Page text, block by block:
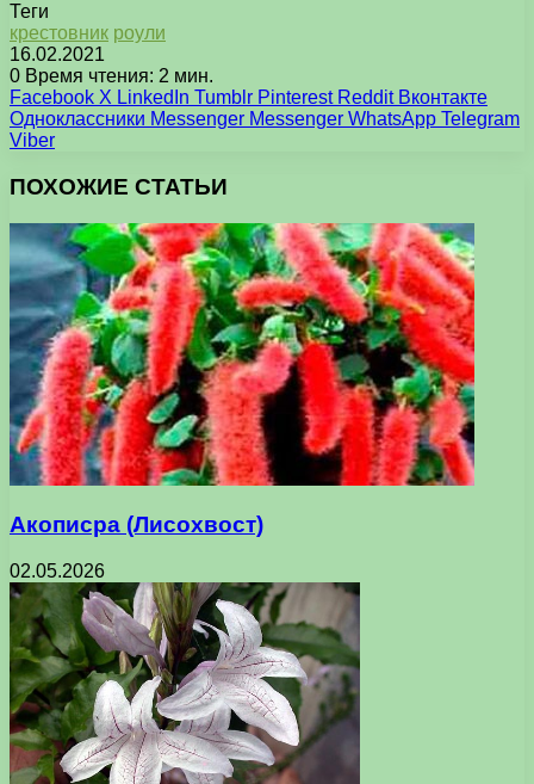
Теги
крестовник роули
16.02.2021
0 Время чтения: 2 мин.
Facebook X LinkedIn Tumblr Pinterest Reddit Вконтакте
Одноклассники Messenger Messenger WhatsApp Telegram
Viber
ПОХОЖИЕ СТАТЬИ
Акописра (Лисохвост)
02.05.2026